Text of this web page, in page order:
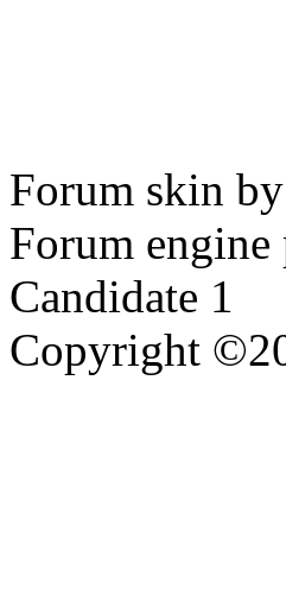
Forum skin by
Forum
Candidate 1
Copyright